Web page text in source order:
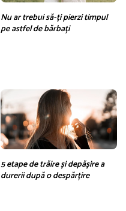
Nu ar trebui să-ți pierzi timpul
pe astfel de bărbați
5 etape de trăire și depășire a
durerii după o despărțire